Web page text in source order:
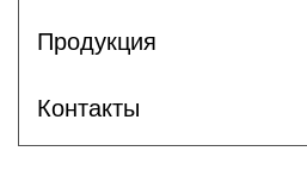
Продукция
Контакты